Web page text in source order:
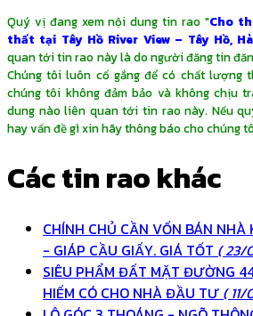
Quý vị đang xem nội dung tin rao "Cho
thất tại Tây Hồ River View – Tây Hồ,
quan tới tin rao này là do người đăng tin
Chúng tôi luôn cố gắng để có chất lượng
chúng tôi không đảm bảo và không chịu
dung nào liên quan tới tin rao này. Nếu
hay vấn đề gì xin hãy thông báo cho chúng
Các tin rao khác
CHÍNH CHỦ CẦN VỐN BÁN NHÀ
- GIÁP CẦU GIẤY. GIÁ TỐT ( 23/
SIÊU PHẨM ĐẤT MẶT ĐƯỜNG
HIẾM CÓ CHO NHÀ ĐẦU TƯ (